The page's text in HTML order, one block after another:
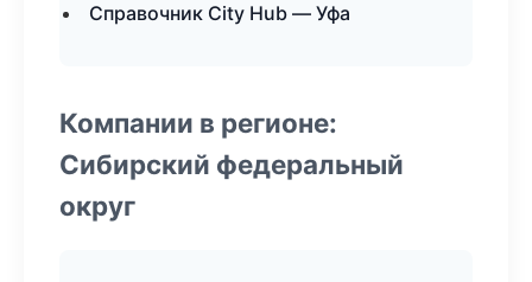
Справочник City Hub — Уфа
Компании в регионе:
Сибирский федеральный
округ